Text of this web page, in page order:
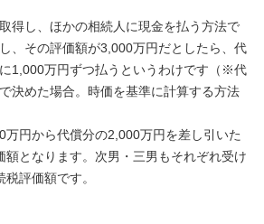
得し、ほかの相続人に現金を払う方法で
、その評価額が3,000万円だとしたら、代
1,000万円ずつ払うというわけです（※代
決めた場合。時価を基準に計算する方法
万円から代償分の2,000万円を差し引いた
額となります。次男・三男もそれぞれ受け
評価額です。